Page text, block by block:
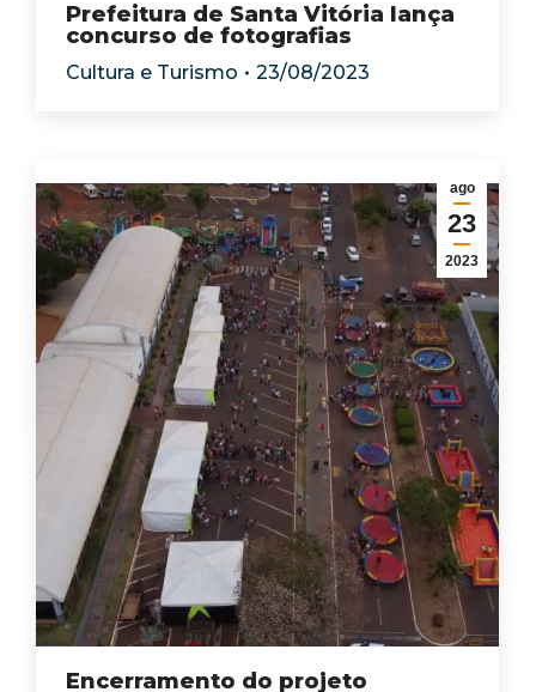
Prefeitura de Santa Vitória lança
concurso de fotografias
Cultura e Turismo 23/08/2023
ago
23
2023
Encerramento do projeto